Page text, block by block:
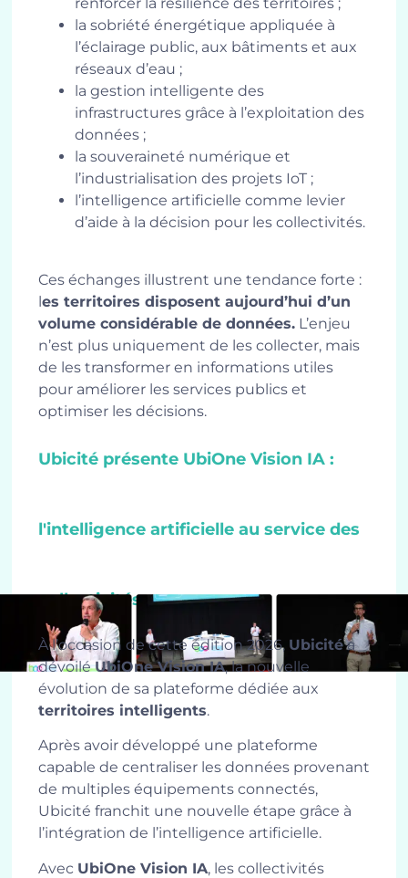
la sobriété énergétique appliquée à
l’éclairage public, aux bâtiments et aux
réseaux d’eau ;
la gestion intelligente des
infrastructures grâce à l’exploitation des
données ;
la souveraineté numérique et
l’industrialisation des projets IoT ;
l’intelligence artificielle comme levier
d’aide à la décision pour les collectivités.
Ces échanges illustrent une tendance forte :
les territoires disposent aujourd’hui d’un
volume considérable de données.L’enjeu
n’est plus uniquement de les collecter, mais
de les transformer en informations utiles
pour améliorer les services publics et
optimiser les décisions.
Ubicité présente UbiOne Vision IA :
l'intelligence artificielle au service des
collectivités
À l’occasion de cette édition 2026, Ubicitéa
dévoiléUbiOne Vision IA, la nouvelle
évolution de sa plateforme dédiée aux
territoires intelligents.
Après avoir développé une plateforme
capable de centraliser les données provenant
de multiples équipements connectés,
Ubicité franchit une nouvelle étape grâce à
l’intégration de l’intelligence artificielle.
Avec UbiOne Vision IA, les collectivités